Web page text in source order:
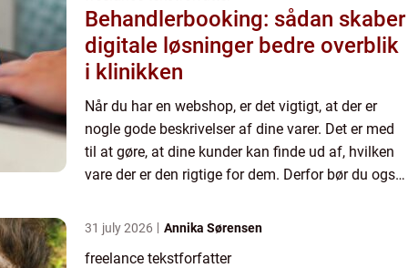
Behandlerbooking: sådan skaber
digitale løsninger bedre overblik
i klinikken
Når du har en webshop, er det vigtigt, at der er
nogle gode beskrivelser af dine varer. Det er med
til at gøre, at dine kunder kan finde ud af, hvilken
vare der er den rigtige for dem. Derfor bør du også
31 july 2026 Annika Sørensen
freelance tekstforfatter